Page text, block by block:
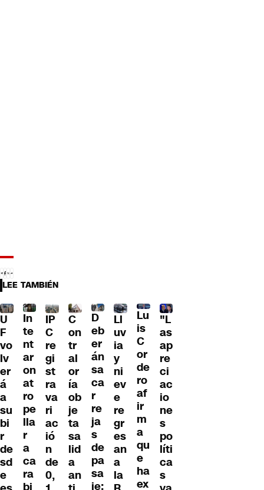
LEE TAMBIÉN
U
F
vo
lv
er
á
a
su
bi
r
de
sd
e
In
te
nt
ar
on
at
ro
pe
lla
r
a
ca
ra
bi
IP
C
re
gi
st
ra
va
ri
ac
ió
n
de
0,
C
on
tr
al
or
ía
ob
je
ta
sa
lid
a
an
D
eb
er
án
sa
ca
r
re
ja
s
de
pa
sa
je:
Ll
uv
ia
y
ni
ev
e
re
gr
es
an
a
la
Lu
is
C
or
de
ro
af
ir
m
a
qu
e
ha
ex
"L
as
ap
re
ci
ac
io
ne
s
po
líti
ca
s